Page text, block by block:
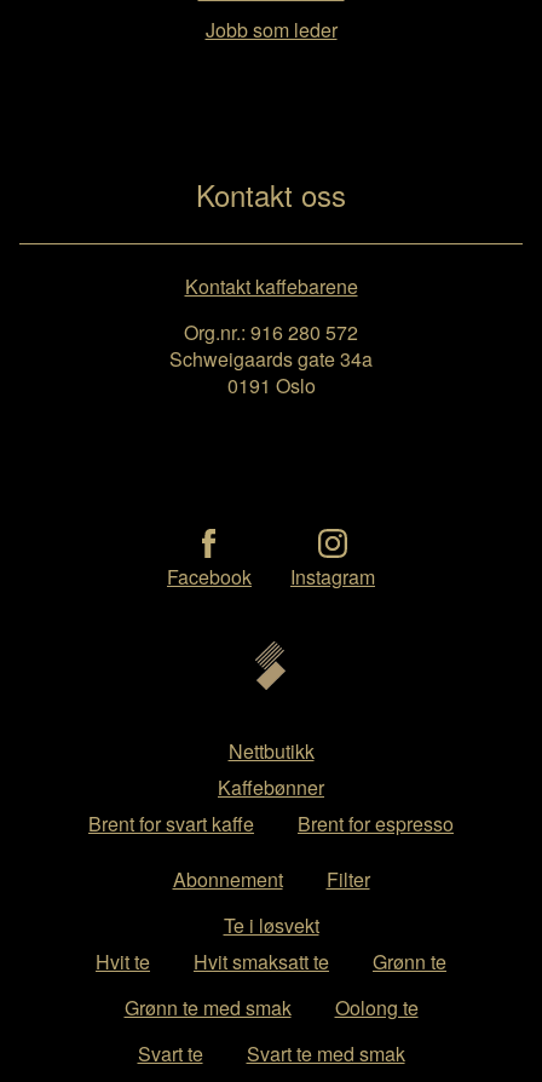
Jobb som leder
Kontakt oss
Kontakt kaffebarene
Org.nr.: 916 280 572
Schweigaards gate 34a
0191 Oslo
Facebook Instagram
Nettbutikk
Kaffebønner
Brent for svart kaffe
Brent for espresso
Abonnement
Filter
Te i løsvekt
Hvit te
Hvit smaksatt te
Grønn te
Grønn te med smak
Oolong te
Svart te
Svart te med smak